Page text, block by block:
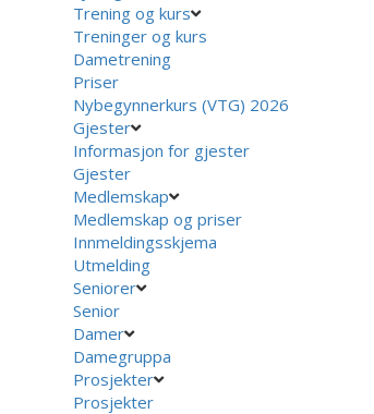
Trening og kurs
Treninger og kurs
Dametrening
Priser
Nybegynnerkurs (VTG) 2026
Gjester
Informasjon for gjester
Gjester
Medlemskap
Medlemskap og priser
Innmeldingsskjema
Utmelding
Seniorer
Senior
Damer
Damegruppa
Prosjekter
Prosjekter